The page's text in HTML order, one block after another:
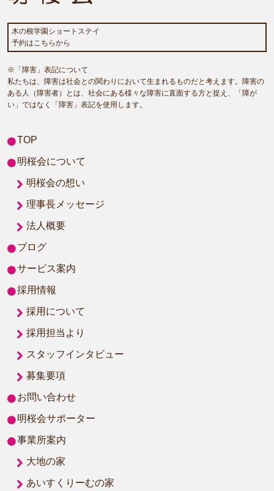
木の根学園ショートステイ
予約はこちらから
※「障害」表記について
私たちは、障害は社会との関わりにおいて生まれるものだと考えます。障害の
ある人（障害者）とは、社会にある様々な障害に直面する方と捉え、「障が
い」ではなく「障害」表記を使用します。
TOP
明桜会について
明桜会の想い
理事長メッセージ
法人概要
ブログ
サービス案内
採用情報
採用について
採用担当より
スタッフインタビュー
募集要項
お問い合わせ
明桜会サポーター
事業所案内
大地の家
あいすくりーむの家